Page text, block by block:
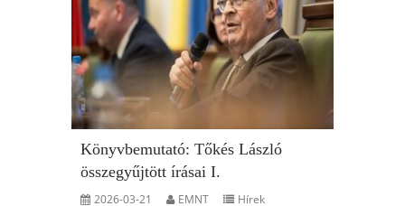
Könyvbemutató: Tőkés László
összegyűjtött írásai I.
2026-03-21 EMNT Hírek